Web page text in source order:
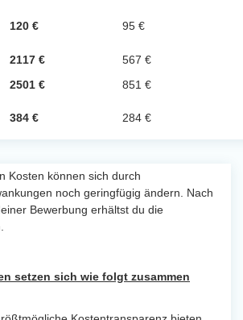
120 € 95 €
2117 €
567 €
2501 €
851 €
384 € 284 €
Kosten können sich durch
noch geringfügig ändern. Nach
Bewerbung erhältst du die
setzen sich wie folgt zusammen